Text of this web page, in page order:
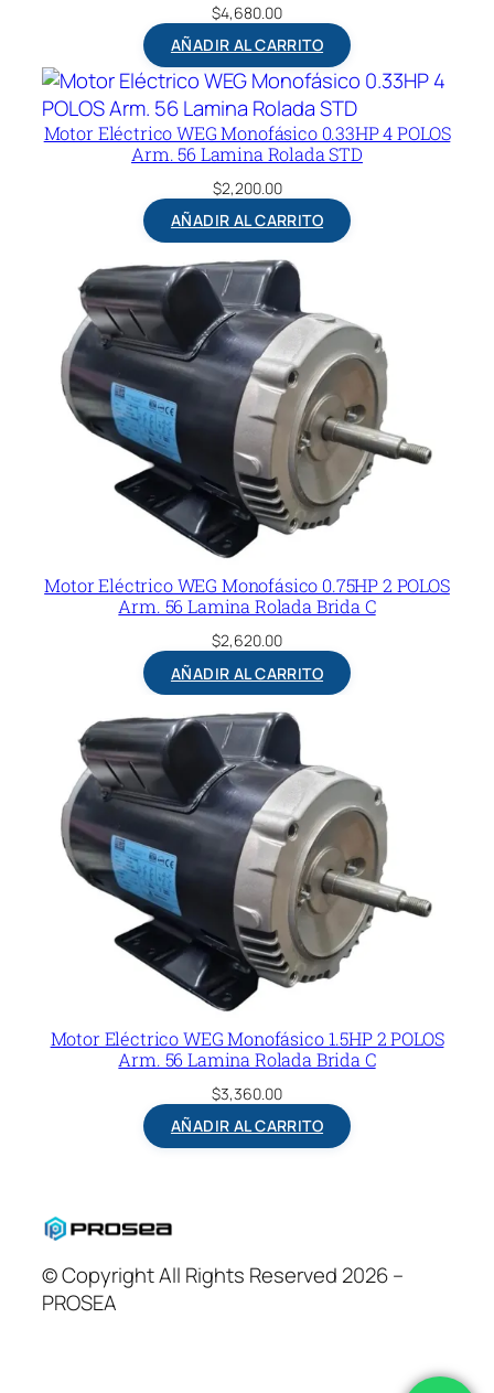
$4,680.00
AÑADIR AL CARRITO
Motor Eléctrico WEG Monofásico 0.33HP 4 POLOS
Arm. 56 Lamina Rolada STD
$2,200.00
AÑADIR AL CARRITO
Motor Eléctrico WEG Monofásico 0.75HP 2 POLOS
Arm. 56 Lamina Rolada Brida C
$2,620.00
AÑADIR AL CARRITO
Motor Eléctrico WEG Monofásico 1.5HP 2 POLOS
Arm. 56 Lamina Rolada Brida C
$3,360.00
AÑADIR AL CARRITO
© Copyright All Rights Reserved 2026 –
PROSEA